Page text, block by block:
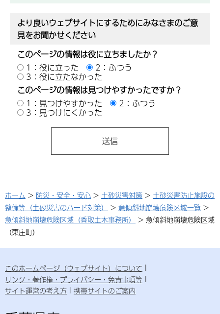
より良いウェブサイトにするためにみなさまのご意
見をお聞かせください
このページの情報は役に立ちましたか？
1：役に立った
2：ふつう
3：役に立たなかった
このページの情報は見つけやすかったですか？
1：見つけやすかった
2：ふつう
3：見つけにくかった
ホーム > 防災・安全・安心 > 土砂災害対策 > 土砂災害防止施設の
整備等（土砂災害のハード対策）
> 急傾斜地崩壊危険区域一覧 >
急傾斜地崩壊危険区域（香取土木事務所）
> 急傾斜地崩壊危険区域
（東庄町）
このホームページ（ウェブサイト）について
リンク・著作権・プライバシー・免責事項等
サイト運営の考え方
携帯サイトのご案内